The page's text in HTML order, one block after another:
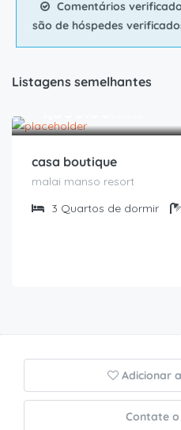
Comentários
são de hóspedes
Listagens semelhantes
casa boutique
malai manso resort
3 Quartos de dormir
Adicionar
Contate